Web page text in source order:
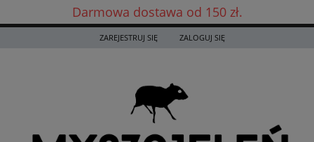
Darmowa dostawa od 150 zł.
Darmowa dostawa już od 150 zł! ✨
ZAREJESTRUJ SIĘ ZALOGUJ SIĘ